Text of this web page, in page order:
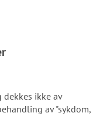
dekkes ikke av
av "sykdom,